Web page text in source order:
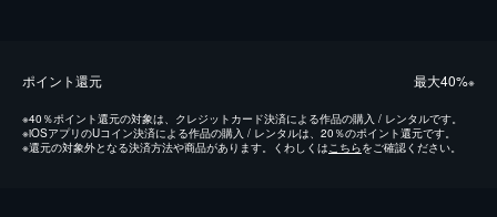
ポイント還元 最⼤40%※
※40％ポイント還元の対象は、クレジットカード決済による作品の購入 / レンタルです。
※iOSアプリのUコイン決済による作品の購入 / レンタルは、20％のポイント還元です。
※還元の対象外となる決済方法や商品があります。くわしくはこちらをご確認ください。